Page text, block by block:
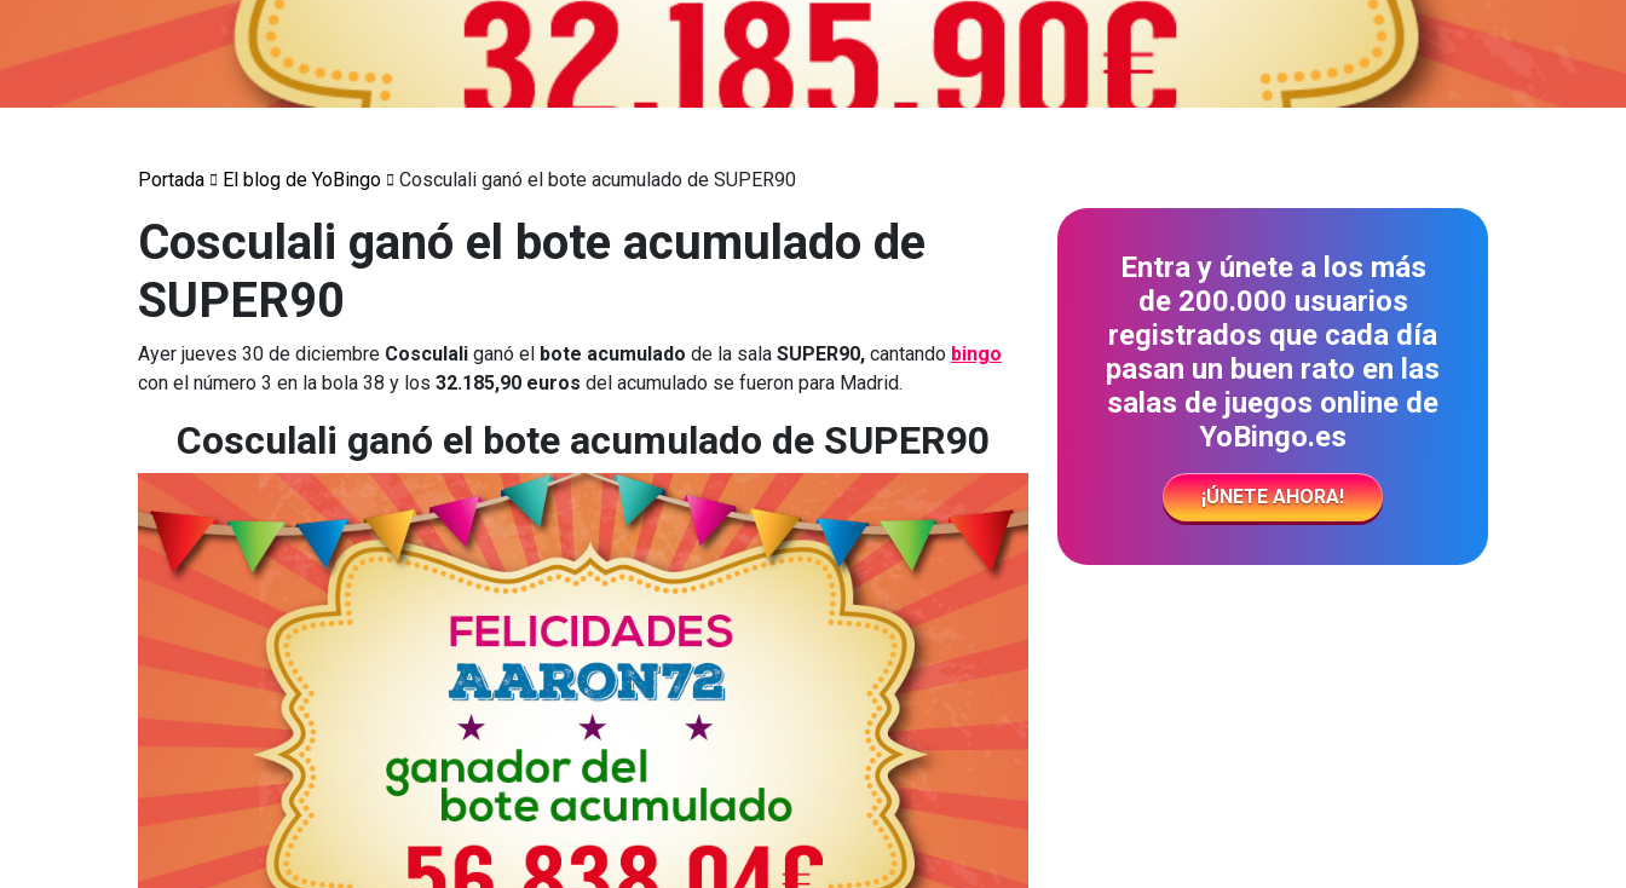
Portada El blog de YoBingo Cosculali ganó el bote acumulado de SUPER90
Cosculali ganó el bote acumulado de
SUPER90
Ayer jueves 30 de diciembre Cosculali ganó el bote acumulado de la sala SUPER90, cantando bingo
con el número 3 en la bola 38 y los 32.185,90 euros del acumulado se fueron para Madrid.
Cosculali ganó el bote acumulado de SUPER90
Entra y únete a los más
de 200.000 usuarios
registrados que cada día
pasan un buen rato en las
salas de juegos online de
YoBingo.es
¡ÚNETE AHORA!